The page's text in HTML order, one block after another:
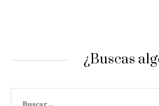
¿Buscas